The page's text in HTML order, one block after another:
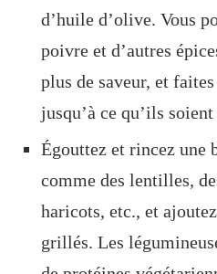
d’huile d’olive. Vous
poivre et d’autres
plus de saveur, et
jusqu’à ce qu’ils
Égouttez et rincez une
comme des lentilles,
haricots, etc., et
grillés. Les